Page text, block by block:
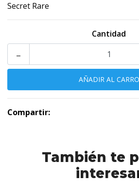
Secret Rare
Cantidad
-
Compartir:
También te